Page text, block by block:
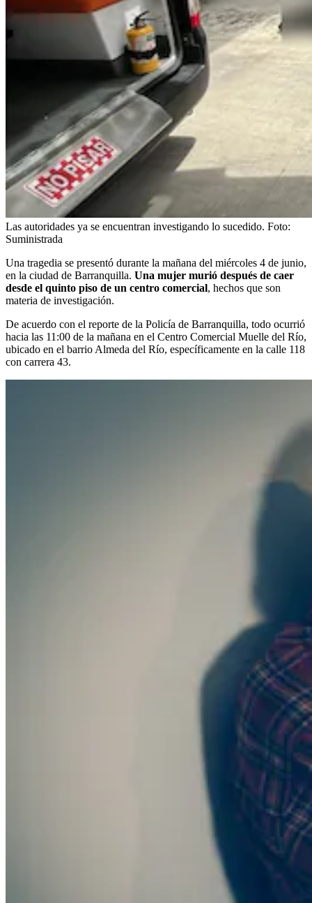
Las autoridades ya se encuentran investigando lo sucedido. Foto:
Suministrada
Una tragedia se presentó durante la mañana del miércoles 4 de junio,
en la ciudad de Barranquilla. Una mujer murió después de caer
desde el quinto piso de un centro comercial, hechos que son
materia de investigación.
De acuerdo con el reporte de la Policía de Barranquilla, todo ocurrió
hacia las 11:00 de la mañana en el Centro Comercial Muelle del Río,
ubicado en el barrio Almeda del Río, específicamente en la calle 118
con carrera 43.